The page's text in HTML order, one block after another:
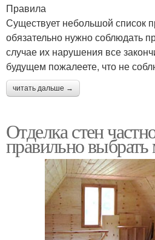
Правила
Существует небольшой список
обязательно нужно соблюдать
случае их нарушения все
будущем пожалеете, что не
читать дальше →
Отделка стен
правильно выбрать